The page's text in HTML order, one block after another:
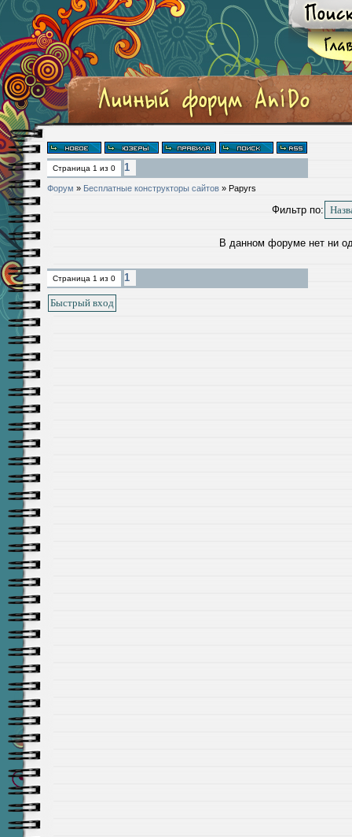
Страница 1 из 0 1
Форум » Бесплатные конструкторы сайтов » Papyrs
Фильтр по:
В данном форуме нет ни
Страница 1 из 0 1